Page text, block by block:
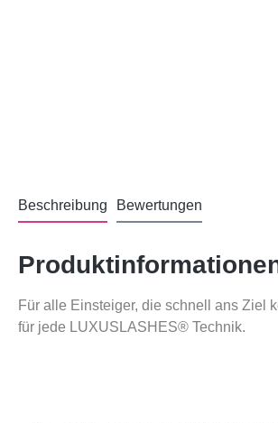
Beschreibung Bewertungen
Für alle Einsteiger, die schnell ans Ziel
für jede LUXUSLASHES® Technik.